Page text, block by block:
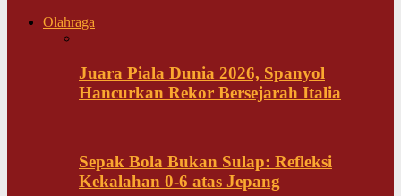
Olahraga
Juara Piala Dunia 2026, Spanyol
Hancurkan Rekor Bersejarah Italia
Sepak Bola Bukan Sulap: Refleksi
Kekalahan 0-6 atas Jepang